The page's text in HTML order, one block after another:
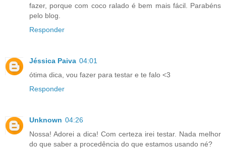
fazer, porque com coco ralado é bem mais fácil. Parabéns
pelo blog.
Responder
Jéssica Paiva 04:01
ótima dica, vou fazer para testar e te falo <3
Responder
Unknown 04:26
Nossa! Adorei a dica! Com certeza irei testar. Nada melhor
do que saber a procedência do que estamos usando né?